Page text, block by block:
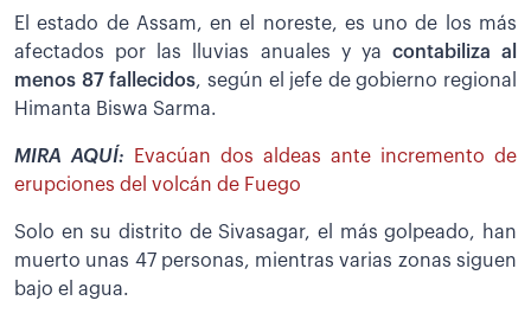
El estado de Assam, en el noreste, es uno de los más
afectados por las lluvias anuales y ya contabiliza al
menos 87 fallecidos, según el jefe de gobierno regional
Himanta Biswa Sarma.
MIRA AQUÍ:
Evacúan dos aldeas ante incremento de
erupciones del volcán de Fuego
Solo en su distrito de Sivasagar, el más golpeado, han
muerto unas 47 personas, mientras varias zonas siguen
bajo el agua.